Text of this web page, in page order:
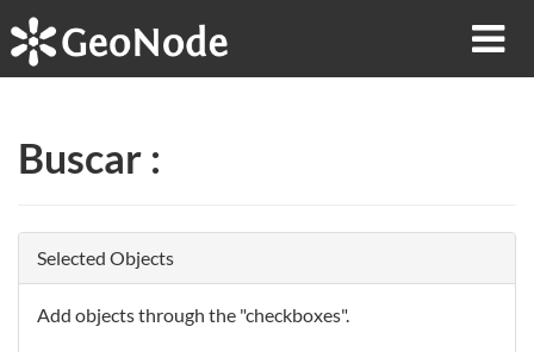
Buscar :
Selected Objects
Add objects through the "checkboxes".